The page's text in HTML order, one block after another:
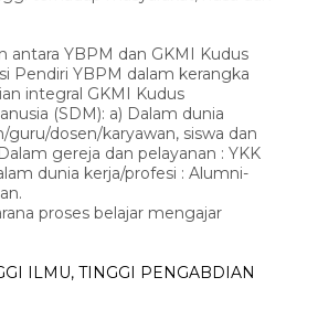
antara YBPM dan GKMI Kudus
Pendiri YBPM dalam kerangka
integral GKMI Kudus
(SDM): a) Dalam dunia
guru/dosen/karyawan, siswa dan
gereja dan pelayanan : YKK
dunia kerja/profesi : Alumni-
proses belajar mengajar
ILMU, TINGGI PENGABDIAN